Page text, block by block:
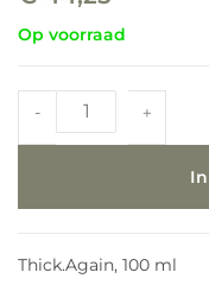
Op voorraad
- +
Thick.Again, 100 ml